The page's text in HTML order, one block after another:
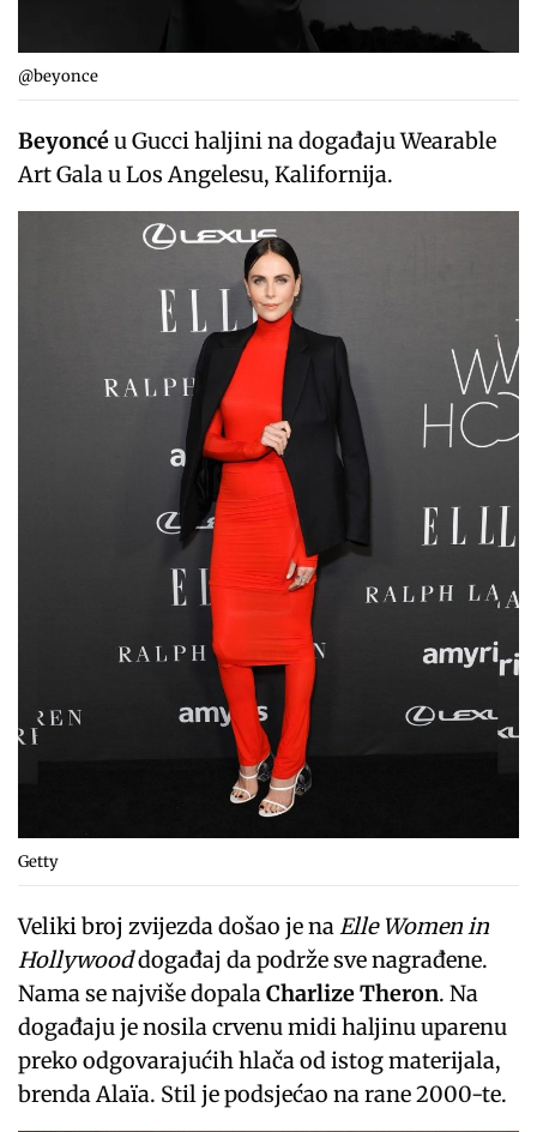
@beyonce
Beyoncéu Gucci haljini na događaju Wearable
Art Gala u Los Angelesu, Kalifornija.
Getty
Veliki broj zvijezda došao je naElle Women in
Hollywooddogađaj da podrže sve nagrađene.
Nama se najviše dopalaCharlize Theron. Na
događaju je nosila crvenu midi haljinu uparenu
preko odgovarajućih hlača od istog materijala,
brenda Alaïa. Stil je podsjećao na rane 2000-te.